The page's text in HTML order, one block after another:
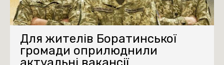
Для жителів Боратинської
громади оприлюднили